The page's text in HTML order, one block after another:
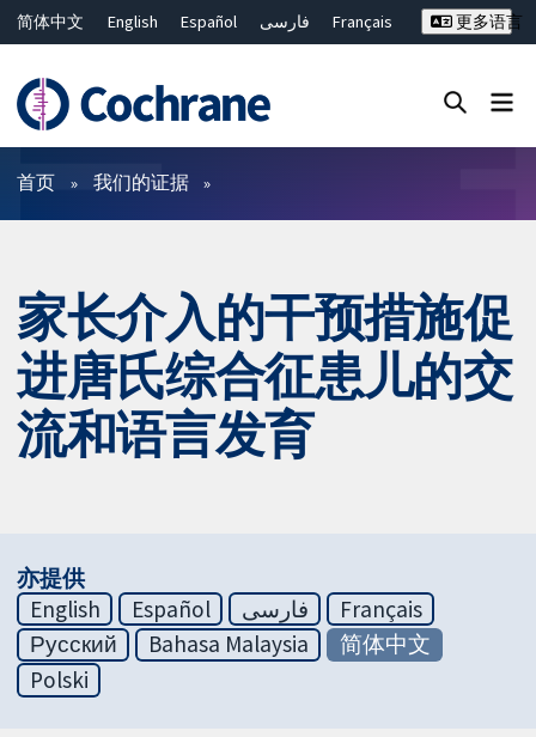
简体中文 English Español فارسی
Français
ไทย
繁體中文
更多语言
过滤
首页 我们的证据
家长介入的干预措施促
进唐氏综合征患儿的交
流和语言发育
亦提供
English
Español فارسی
Français
Русский
Bahasa Malaysia
简体中文
Polski